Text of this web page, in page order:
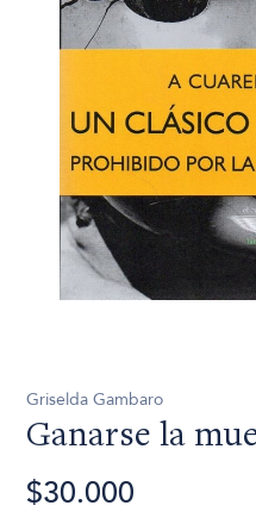
Griselda Gambaro
Ganarse la
$30.000